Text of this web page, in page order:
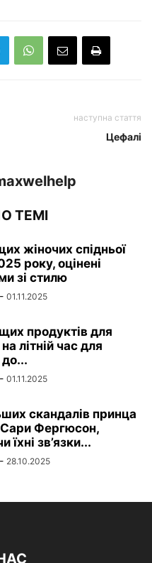
наступна стаття
Цефалі
ТЕМІ
жіночих спідньої
року, оцінені
зі стилю
- 01.11.2025
продуктів для
літній час для
до...
- 01.11.2025
скандалів принца
Фергюсон,
їхні зв’язки...
- 28.10.2025